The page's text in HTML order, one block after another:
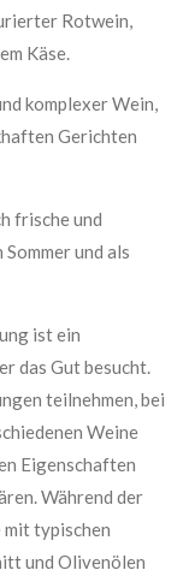
Rotwein,
Käse.
komplexer Wein,
Gerichten
frische und
und als
ist ein
das Gut besucht.
teilnehmen, bei
Weine
Eigenschaften
Während der
mit typischen
und Olivenölen